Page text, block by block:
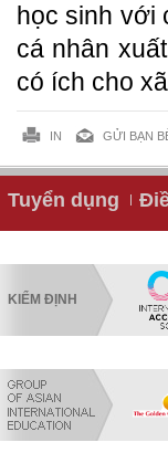
học sinh với
cá nhân
có ích cho
IN GỬI BẠN
Tuyển dụng
KIỂM ĐỊNH